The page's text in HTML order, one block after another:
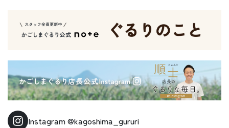
Instagram@kagoshima_gururi